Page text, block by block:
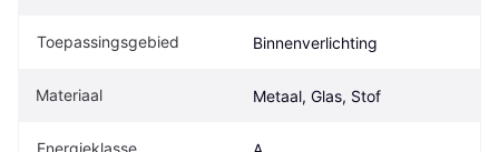
Toepassingsgebied Binnenverlichting
Materiaal Metaal, Glas, Stof
Energieklasse